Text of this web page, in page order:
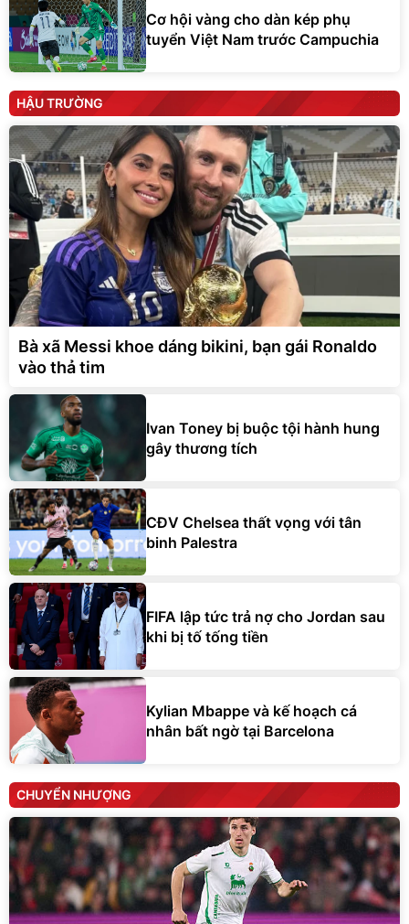
Cơ hội vàng cho dàn kép phụ
tuyển Việt Nam trước Campuchia
HẬU TRƯỜNG
Bà xã Messi khoe dáng bikini, bạn gái Ronaldo
vào thả tim
Ivan Toney bị buộc tội hành hung
gây thương tích
CĐV Chelsea thất vọng với tân
binh Palestra
FIFA lập tức trả nợ cho Jordan sau
khi bị tố tống tiền
Kylian Mbappe và kế hoạch cá
nhân bất ngờ tại Barcelona
CHUYỂN NHƯỢNG